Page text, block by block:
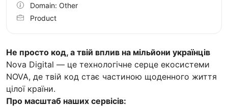
Не просто код, а твій вплив на мільйони українців
Nova Digital — це технологічне серце екосистеми
NOVA, де твій код стає частиною щоденного життя
цілої країни.
Про масштаб наших сервісів:
Domain: Other
Product